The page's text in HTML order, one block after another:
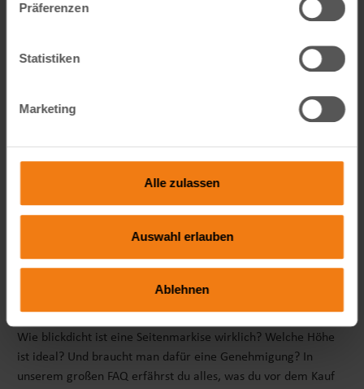
Präferenzen
Statistiken
Marketing
Alle zulassen
Auswahl erlauben
Ablehnen
Wie blickdicht ist eine Seitenmarkise wirklich? Welche Höhe
ist ideal? Und braucht man dafür eine Genehmigung? In
unserem großen FAQ erfährst du alles, was du vor dem Kauf